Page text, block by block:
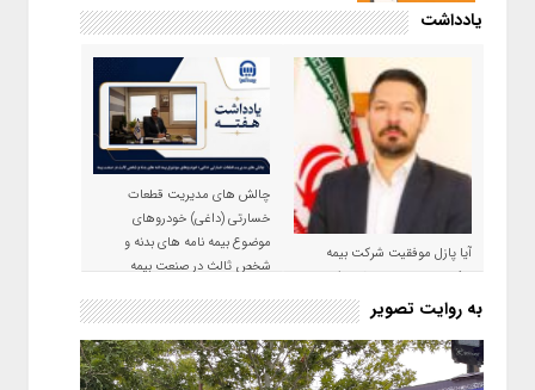
یادداشت
آیا پازل موفقیت شرکت بیمه
حکمت صبا در سال ۱۴۰۵ کامل می
شود؟!
چالش های مدیریت قطعات
خسارتی (داغی) خودروهای
موضوع بیمه نامه های بدنه و
شخص ثالث در صنعت بیمه
به روایت تصویر